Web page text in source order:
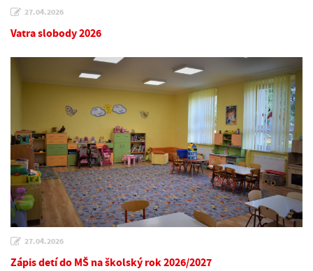
27.04.2026
Vatra slobody 2026
27.04.2026
Zápis detí do MŠ na školský rok 2026/2027